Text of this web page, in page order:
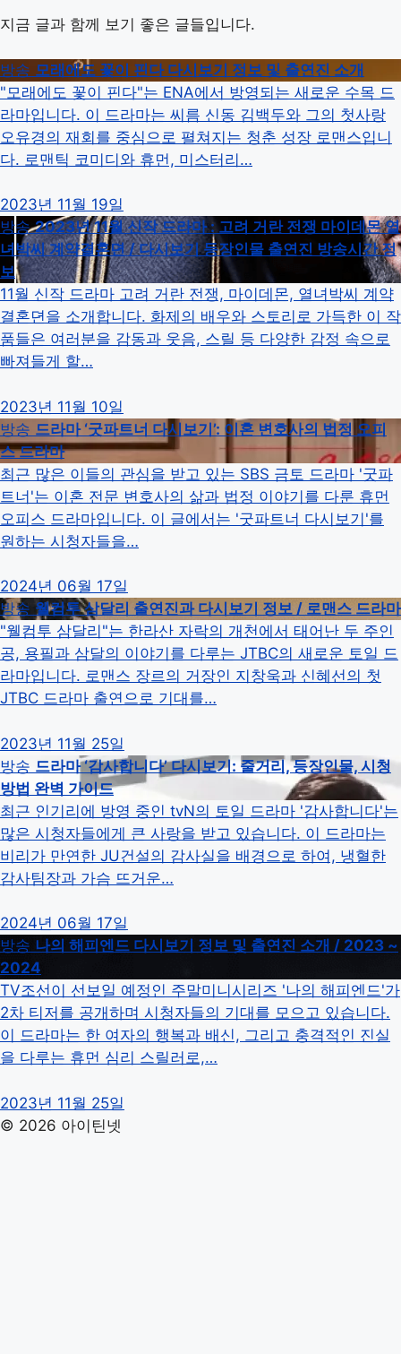
지금 글과 함께 보기 좋은 글들입니다.
방송 모래에도 꽃이 핀다 다시보기 정보 및 출연진 소개
"모래에도 꽃이 핀다"는 ENA에서 방영되는 새로운 수목 드
라마입니다. 이 드라마는 씨름 신동 김백두와 그의 첫사랑
오유경의 재회를 중심으로 펼쳐지는 청춘 성장 로맨스입니
다. 로맨틱 코미디와 휴먼, 미스터리…
2023년 11월 19일
방송 2023년 11월 신작 드라마 : 고려 거란 전쟁 마이데몬 열
녀박씨 계약결혼뎐 / 다시보기 등장인물 출연진 방송시간 정
보
11월 신작 드라마 고려 거란 전쟁, 마이데몬, 열녀박씨 계약
결혼뎐을 소개합니다. 화제의 배우와 스토리로 가득한 이 작
품들은 여러분을 감동과 웃음, 스릴 등 다양한 감정 속으로
빠져들게 할…
2023년 11월 10일
방송 드라마 ‘굿파트너 다시보기’: 이혼 변호사의 법정 오피
스 드라마
최근 많은 이들의 관심을 받고 있는 SBS 금토 드라마 '굿파
트너'는 이혼 전문 변호사의 삶과 법정 이야기를 다룬 휴먼
오피스 드라마입니다. 이 글에서는 '굿파트너 다시보기'를
원하는 시청자들을…
2024년 06월 17일
방송 웰컴투 삼달리 출연진과 다시보기 정보 / 로맨스 드라마
"웰컴투 삼달리"는 한라산 자락의 개천에서 태어난 두 주인
공, 용필과 삼달의 이야기를 다루는 JTBC의 새로운 토일 드
라마입니다. 로맨스 장르의 거장인 지창욱과 신혜선의 첫
JTBC 드라마 출연으로 기대를…
2023년 11월 25일
방송 드라마 ‘감사합니다’ 다시보기: 줄거리, 등장인물, 시청
방법 완벽 가이드
최근 인기리에 방영 중인 tvN의 토일 드라마 '감사합니다'는
많은 시청자들에게 큰 사랑을 받고 있습니다. 이 드라마는
비리가 만연한 JU건설의 감사실을 배경으로 하여, 냉혈한
감사팀장과 가슴 뜨거운…
2024년 06월 17일
방송 나의 해피엔드 다시보기 정보 및 출연진 소개 / 2023 ~
2024
TV조선이 선보일 예정인 주말미니시리즈 '나의 해피엔드'가
2차 티저를 공개하며 시청자들의 기대를 모으고 있습니다.
이 드라마는 한 여자의 행복과 배신, 그리고 충격적인 진실
을 다루는 휴먼 심리 스릴러로,…
2023년 11월 25일
© 2026 아이틴넷